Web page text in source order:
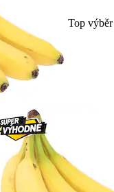
Top výběr